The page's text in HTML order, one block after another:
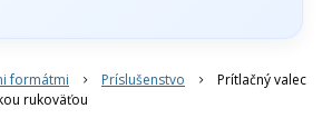
formátmi Príslušenstvo
Prítlačný valec
rukoväťou